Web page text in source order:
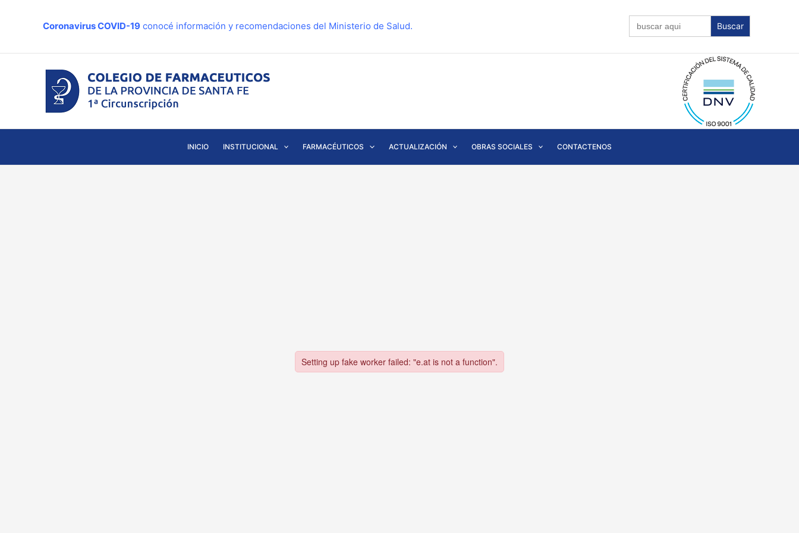
Coronavirus COVID-19 conocé información y recomendaciones del Ministerio de Salud.
Buscar:
INICIO INSTITUCIONAL FARMACÉUTICOS ACTUALIZACIÓN OBRAS SOCIALES CONTACTENOS